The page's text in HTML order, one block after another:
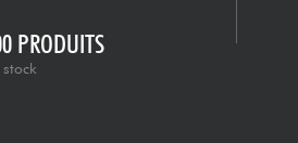
PRODUITS